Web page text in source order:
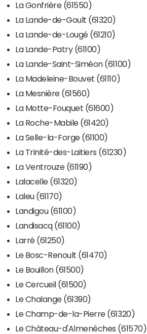
La Gonfrière (61550)
La Lande-de-Goult (61320)
La Lande-de-Lougé (61210)
La Lande-Patry (61100)
La Lande-Saint-Siméon (61100)
La Madeleine-Bouvet (61110)
La Mesnière (61560)
La Motte-Fouquet (61600)
La Roche-Mabile (61420)
La Selle-la-Forge (61100)
La Trinité-des-Laitiers (61230)
La Ventrouze (61190)
Lalacelle (61320)
Laleu (61170)
Landigou (61100)
Landisacq (61100)
Larré (61250)
Le Bosc-Renoult (61470)
Le Bouillon (61500)
Le Cercueil (61500)
Le Chalange (61390)
Le Champ-de-la-Pierre (61320)
Le Château-d'Almenêches (61570)